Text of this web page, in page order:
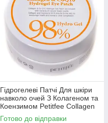
Гідрогелеві Патчі Для шкіри
навколо очей З Колагеном та
Коензимом Petitfee Collagen
98% & Co Q10 Hyd
Готово до відправки